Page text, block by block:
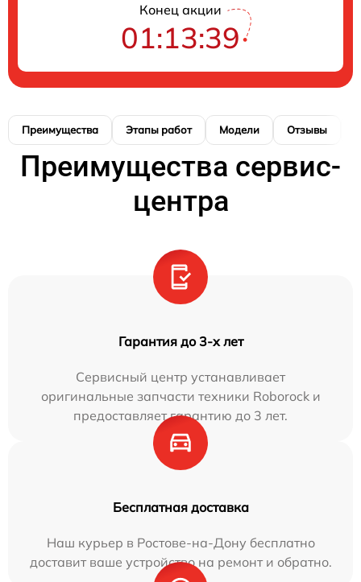
Конец акции
01:13:38
Преимущества Этапы работ Модели Отзывы
Преимущества сервис-
центра
Гарантия до 3-х лет
Сервисный центр устанавливает
оригинальные запчасти техники Roborock и
предоставляет гарантию до 3 лет.
Бесплатная доставка
Наш курьер в Ростове-на-Дону бесплатно
доставит ваше устройство на ремонт и обратно.